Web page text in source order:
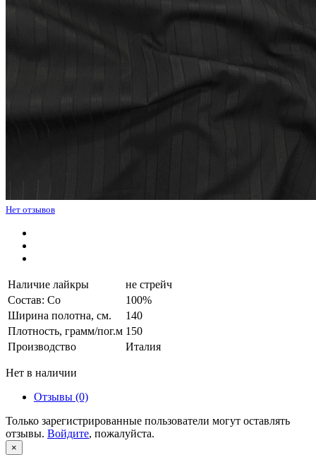
Нет отзывов
Наличие лайкры
не стрейч
Состав: Co
100%
Ширина полотна, см.
140
Плотность, грамм/пог.м 150
Производство
Италия
Нет в наличии
Отзывы (0)
Только зарегистрированные пользователи могут оставлять
отзывы. Войдите, пожалуйста.
×